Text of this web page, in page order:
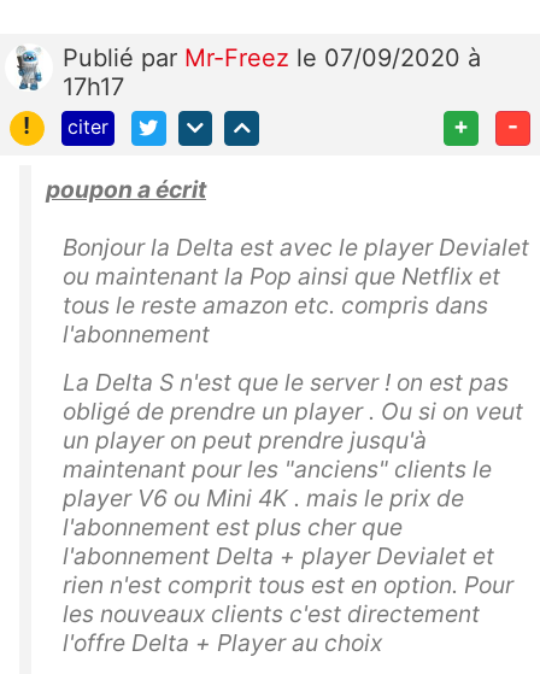
Publié par Mr-Freez le 07/09/2020 à
17h17
!
citer + -
poupon a écrit
Bonjour la Delta est avec le player Devialet
ou maintenant la Pop ainsi que Netflix et
tous le reste amazon etc. compris dans
l'abonnement
La Delta S n'est que le server ! on est pas
obligé de prendre un player . Ou si on veut
un player on peut prendre jusqu'à
maintenant pour les "anciens" clients le
player V6 ou Mini 4K . mais le prix de
l'abonnement est plus cher que
l'abonnement Delta + player Devialet et
rien n'est comprit tous est en option. Pour
les nouveaux clients c'est directement
l'offre Delta + Player au choix